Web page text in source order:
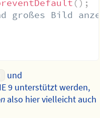
() ;
großes Bild
und
9 unterstützt werden,
also hier vielleicht auch